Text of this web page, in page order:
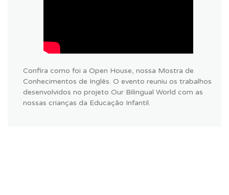
Confira como foi a Open House, nossa Mostra de
Conhecimentos de Inglês. O evento reuniu os trabalhos
desenvolvidos no projeto Our Bilingual World com as
nossas crianças da Educação Infantil.